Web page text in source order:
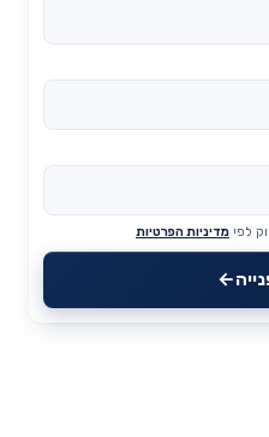
לפי מדיניות הפרטיות